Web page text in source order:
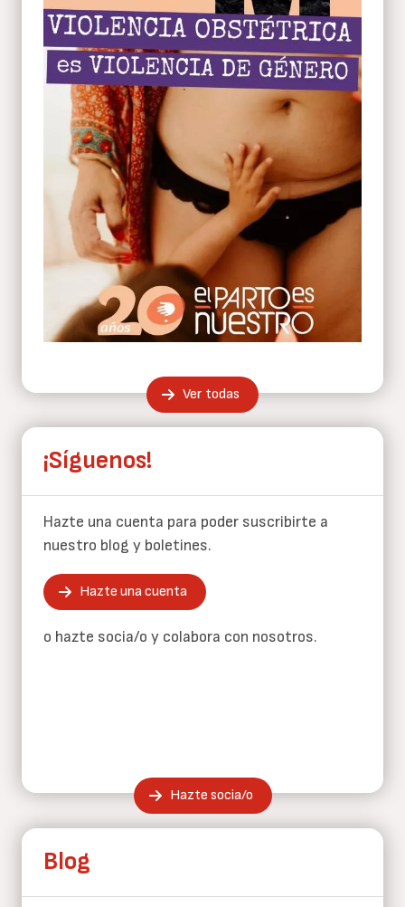
Ver todas
¡Síguenos!
Hazte una cuenta para poder suscribirte a
nuestro blog y boletines.
Hazte una cuenta
o hazte socia/o y colabora con nosotros.
Hazte socia/o
Blog